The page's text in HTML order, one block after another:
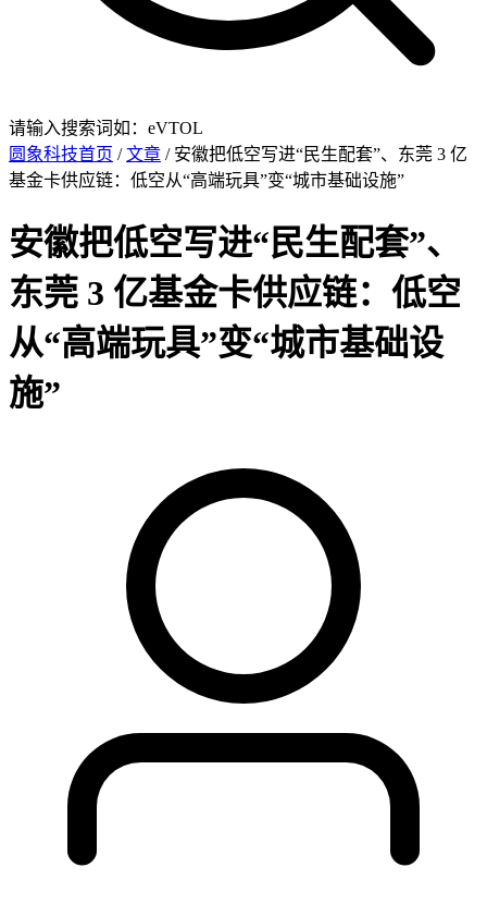
请输入搜索词如：eVTOL
圆象科技首页 /文章 / 安徽把低空写进“民生配套”、东莞 3 亿
基金卡供应链：低空从“高端玩具”变“城市基础设施”
安徽把低空写进“民生配套”、
东莞 3 亿基金卡供应链：低空
从“高端玩具”变“城市基础设
施”